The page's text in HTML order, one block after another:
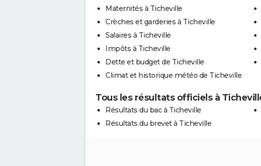
Maternités à Ticheville
Crèches et garderies à Ticheville
Salaires à Ticheville
Impôts à Ticheville
Dette et budget de Ticheville
Climat et historique météo de Ticheville
Tous les résultats officiels à
Résultats du bac à Ticheville
Résultats du brevet à Ticheville